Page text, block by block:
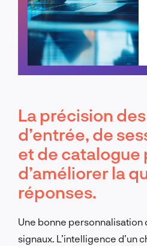
La précision
d’entrée, de
et de catalogue
d’améliorer la
réponses.
Une bonne
signaux. L’intelligence d’un